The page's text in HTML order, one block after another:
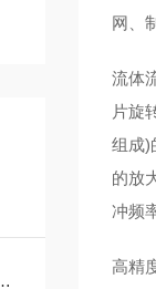
网、
流体
片旋
组成)
的放
冲频
高精